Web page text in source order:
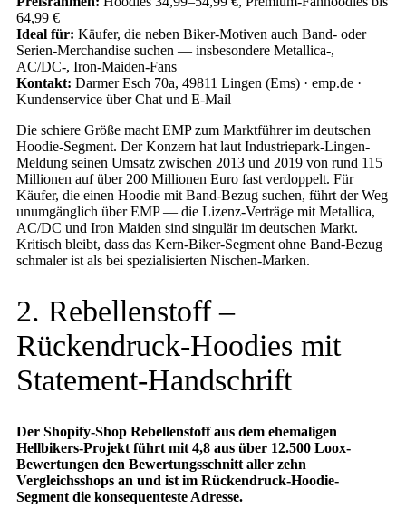
64,99 €
Ideal für: Käufer, die neben Biker-Motiven auch Band- oder
Serien-Merchandise suchen — insbesondere Metallica-,
AC/DC-, Iron-Maiden-Fans
Kontakt: Darmer Esch 70a, 49811 Lingen (Ems) · emp.de ·
Kundenservice über Chat und E-Mail
Die schiere Größe macht EMP zum Marktführer im deutschen
Hoodie-Segment. Der Konzern hat laut Industriepark-Lingen-
Meldung seinen Umsatz zwischen 2013 und 2019 von rund 115
Millionen auf über 200 Millionen Euro fast verdoppelt. Für
Käufer, die einen Hoodie mit Band-Bezug suchen, führt der Weg
unumgänglich über EMP — die Lizenz-Verträge mit Metallica,
AC/DC und Iron Maiden sind singulär im deutschen Markt.
Kritisch bleibt, dass das Kern-Biker-Segment ohne Band-Bezug
schmaler ist als bei spezialisierten Nischen-Marken.
2. Rebellenstoff –
Rückendruck-Hoodies mit
Statement-Handschrift
Der Shopify-Shop Rebellenstoff aus dem ehemaligen
Hellbikers-Projekt führt mit 4,8 aus über 12.500 Loox-
Bewertungen den Bewertungsschnitt aller zehn
Vergleichsshops an und ist im Rückendruck-Hoodie-
Segment die konsequenteste Adresse.